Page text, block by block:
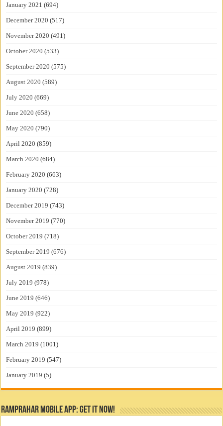
January 2021 (694)
December 2020 (517)
November 2020 (491)
October 2020 (533)
September 2020 (575)
August 2020 (589)
July 2020 (669)
June 2020 (658)
May 2020 (790)
April 2020 (859)
March 2020 (684)
February 2020 (663)
January 2020 (728)
December 2019 (743)
November 2019 (770)
October 2019 (718)
September 2019 (676)
August 2019 (839)
July 2019 (978)
June 2019 (646)
May 2019 (922)
April 2019 (899)
March 2019 (1001)
February 2019 (547)
January 2019 (5)
RamPrahar Mobile App: Get it Now!